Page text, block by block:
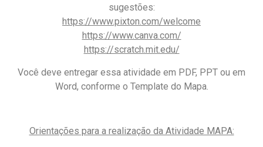
sugestões:
https://www.pixton.com/welcome
https://www.canva.com/
https://scratch.mit.edu/
Você deve entregar essa atividade em PDF, PPT ou em
Word, conforme o Template do Mapa.
Orientações para a realização da Atividade MAPA: